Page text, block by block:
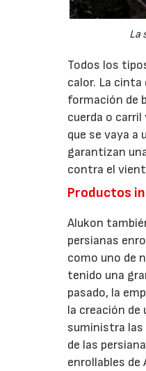
La
Todos los
calor. La cinta
formación de
cuerda o
que se vaya
garantizan
contra el
Productos
Alukon
persianas
como uno de
tenido una
pasado, la
la creación
suministra las
de las
enrollables